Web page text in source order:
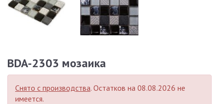
BDA-2303 мозаика
Снято с производства. Остатков на 08.08.2026 не
имеется.